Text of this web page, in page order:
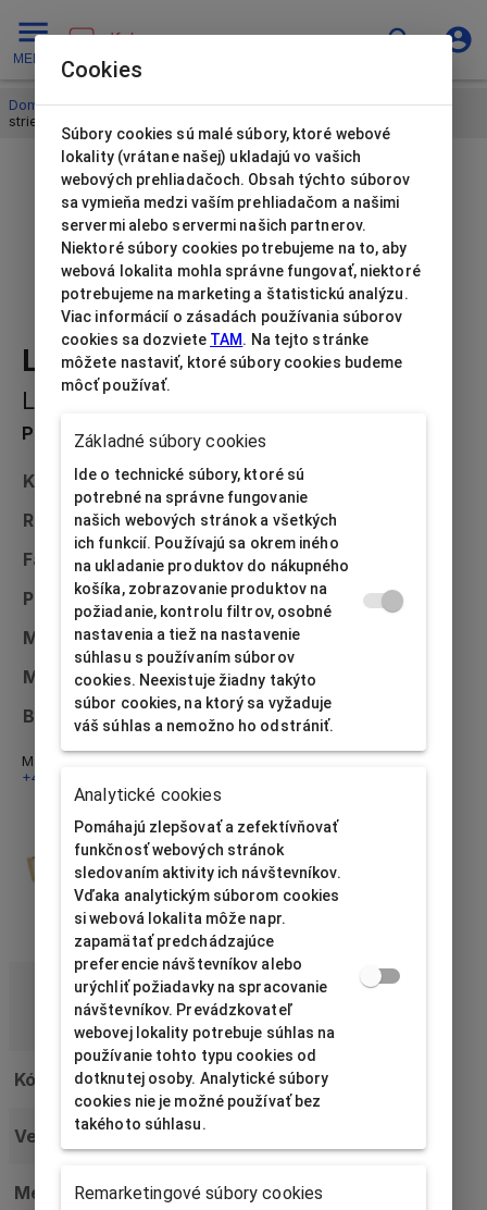
MENU
Domov / Papierové krabičky na šperky / Luna 1 / Luna1 prsteň
strieborná
Luna1 prsteň strieborná
LU-1/SI1
Popis produktu
Kolekcia
Luna 1
Rozmer
40x40x32
Farba
Biela
Použitie
Prsteň
Materiál
Papier
Možnosť potlače
Na dotaz
Bulk packaging
48 ks
Máte otázky? Napíšte nám na
+421 32 230 48 18
Kód
Veľkosť
Meno Luna1 prsteň strieborná
Cookies
Súbory cookies sú malé súbory, ktoré webové
lokality (vrátane našej) ukladajú vo vašich
webových prehliadačoch. Obsah týchto súborov
sa vymieňa medzi vaším prehliadačom a našimi
servermi alebo servermi našich partnerov.
Niektoré súbory cookies potrebujeme na to, aby
webová lokalita mohla správne fungovať, niektoré
potrebujeme na marketing a štatistickú analýzu.
Viac informácií o zásadách používania súborov
cookies sa dozviete TAM. Na tejto stránke
môžete nastaviť, ktoré súbory cookies budeme
môcť používať.
Základné súbory cookies
Ide o technické súbory, ktoré sú
potrebné na správne fungovanie
našich webových stránok a všetkých
ich funkcií. Používajú sa okrem iného
na ukladanie produktov do nákupného
košíka, zobrazovanie produktov na
požiadanie, kontrolu filtrov, osobné
nastavenia a tiež na nastavenie
súhlasu s používaním súborov
cookies. Neexistuje žiadny takýto
súbor cookies, na ktorý sa vyžaduje
váš súhlas a nemožno ho odstrániť.
Analytické cookies
Pomáhajú zlepšovať a zefektívňovať
funkčnosť webových stránok
sledovaním aktivity ich návštevníkov.
Vďaka analytickým súborom cookies
si webová lokalita môže napr.
zapamätať predchádzajúce
preferencie návštevníkov alebo
urýchliť požiadavky na spracovanie
návštevníkov. Prevádzkovateľ
webovej lokality potrebuje súhlas na
používanie tohto typu cookies od
dotknutej osoby. Analytické súbory
cookies nie je možné používať bez
takéhoto súhlasu.
Remarketingové súbory cookies